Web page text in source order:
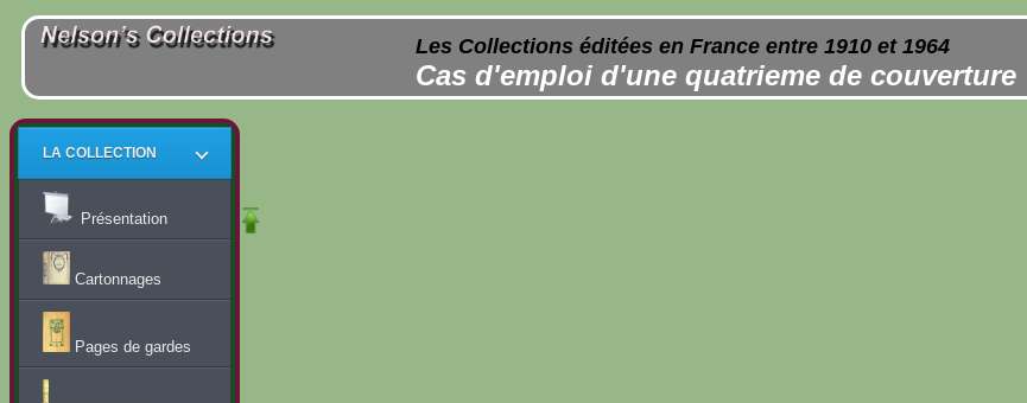
Les Collections éditées en France entre 1910 et 1964
Cas d'emploi d'une quatrieme de couverture
LA COLLECTION
Présentation
Cartonnages
Pages de gardes